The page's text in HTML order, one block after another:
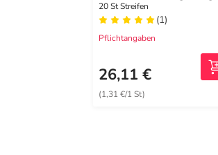
XL
20 St Streifen
(1)
Pflichtangaben
26,11 €
(1,31 €/1 St)